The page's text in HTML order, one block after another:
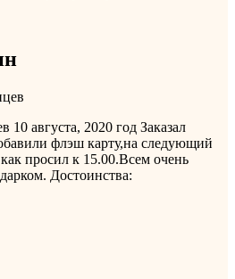
10 августа, 2020 год Заказал
флэш карту,на следующий
просил к 15.00.Всем очень
Достоинства: